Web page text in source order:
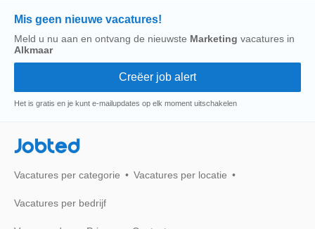
Mis geen nieuwe vacatures!
Meld u nu aan en ontvang de nieuwste Marketing vacatures in
Alkmaar
Het is gratis en je kunt e-mailupdates op elk moment uitschakelen
Jobted
Vacatures per categorie Vacatures per locatie
Vacatures per bedrijf